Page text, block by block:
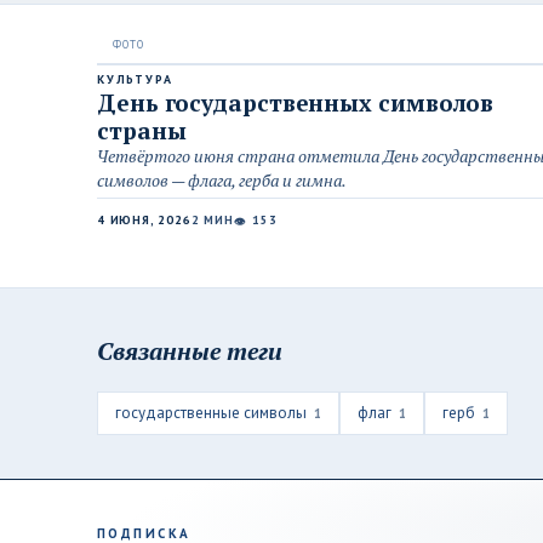
КУЛЬТУРА
День государственных символов
страны
Четвёртого июня страна отметила День
символов — флага, герба и гимна.
4 ИЮНЯ, 2026 2 МИН👁 153
Связанные теги
государственные символы 1 флаг 1 герб 1
ПОДПИСКА